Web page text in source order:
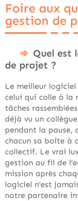
Foire aux
gestion de
Quel est
de projet ?
Le meilleur
celui qui colle à la
tâches
déjà vu un
pendant la pause,
chacun sa boîte à
collectif. Le vrai
gestion au fil de
mission après
logiciel n’est
notre partenaire